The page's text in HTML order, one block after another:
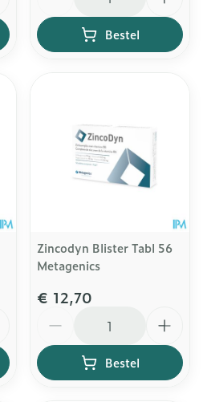
Bestel
Zincodyn Blister Tabl 56
Metagenics
€ 12,70
Bestel